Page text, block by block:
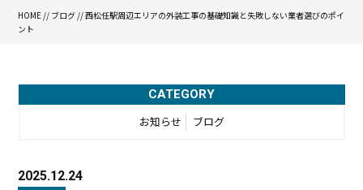
HOME // ブログ // 西松任駅周辺エリアの外装工事の基礎知識と失敗しない業者選びのポイ
ント
CATEGORY
お知らせ ブログ
2025.12.24